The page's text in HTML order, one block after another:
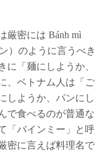
厳密には Bánh mì
）のように言うべき
に「麺にしようか、
、ベトナム人は「ご
しようか、パンにし
で食べるのが普通な
「バインミー」と呼
密に言えば料理名で